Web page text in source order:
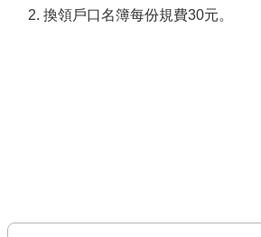
換領戶口名簿每份規費30元。